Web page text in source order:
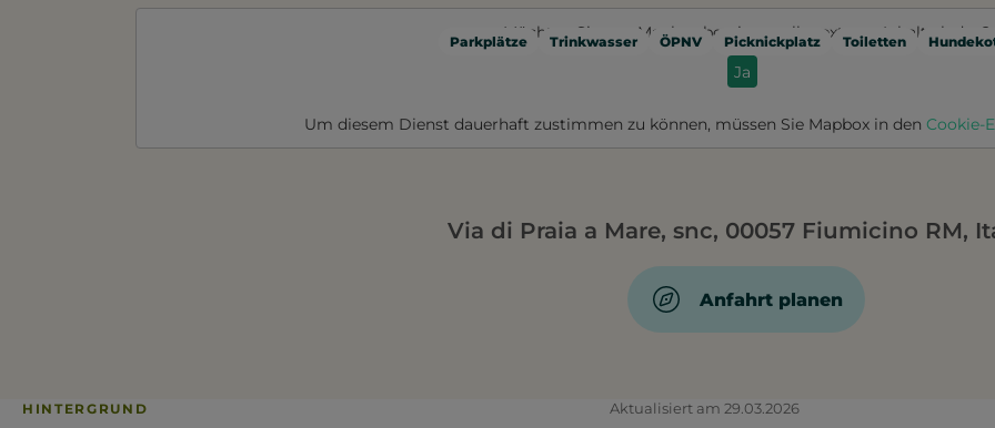
Parkplätze Trinkwasser ÖPNV Picknickplatz Toiletten
Möchten Sie von Mapbox bereitgestellte externe Inhalte laden?
Ja
Um diesem Dienst dauerhaft zustimmen zu können, müssen Sie Mapbox in den Cookie-
Via di Praia a Mare, snc, 00057 Fiumicino RM,
Anfahrt planen
HINTERGRUND Aktualisiert am 29.03.2026